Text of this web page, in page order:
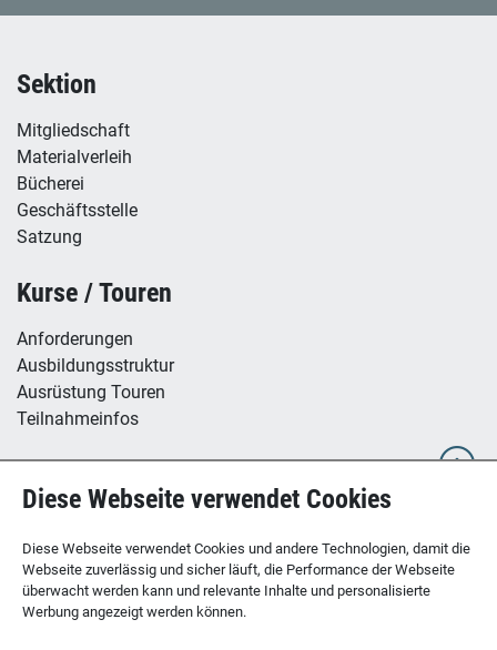
Sektion
Mitgliedschaft
Materialverleih
Bücherei
Geschäftsstelle
Satzung
Kurse / Touren
Anforderungen
Ausbildungsstruktur
Ausrüstung Touren
Teilnahmeinfos
B12 - Boulderzentrum
Diese Webseite verwendet Cookies
Diese Webseite verwendet Cookies und andere Technologien, damit die
Webseite zuverlässig und sicher läuft, die Performance der Webseite
überwacht werden kann und relevante Inhalte und personalisierte
Werbung angezeigt werden können.